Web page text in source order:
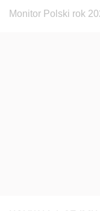
Monitor Polski rok